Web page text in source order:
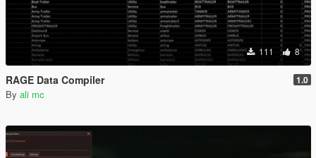
111 8
RAGE Data Compiler 1.0
By ali mc